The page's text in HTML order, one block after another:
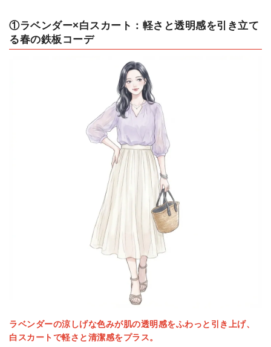
①ラベンダー×白スカート：軽さと透明感を引き立て
る春の鉄板コーデ
ラベンダーの涼しげな色みが肌の透明感をふわっと引き上げ、
白スカートで軽さと清潔感をプラス。